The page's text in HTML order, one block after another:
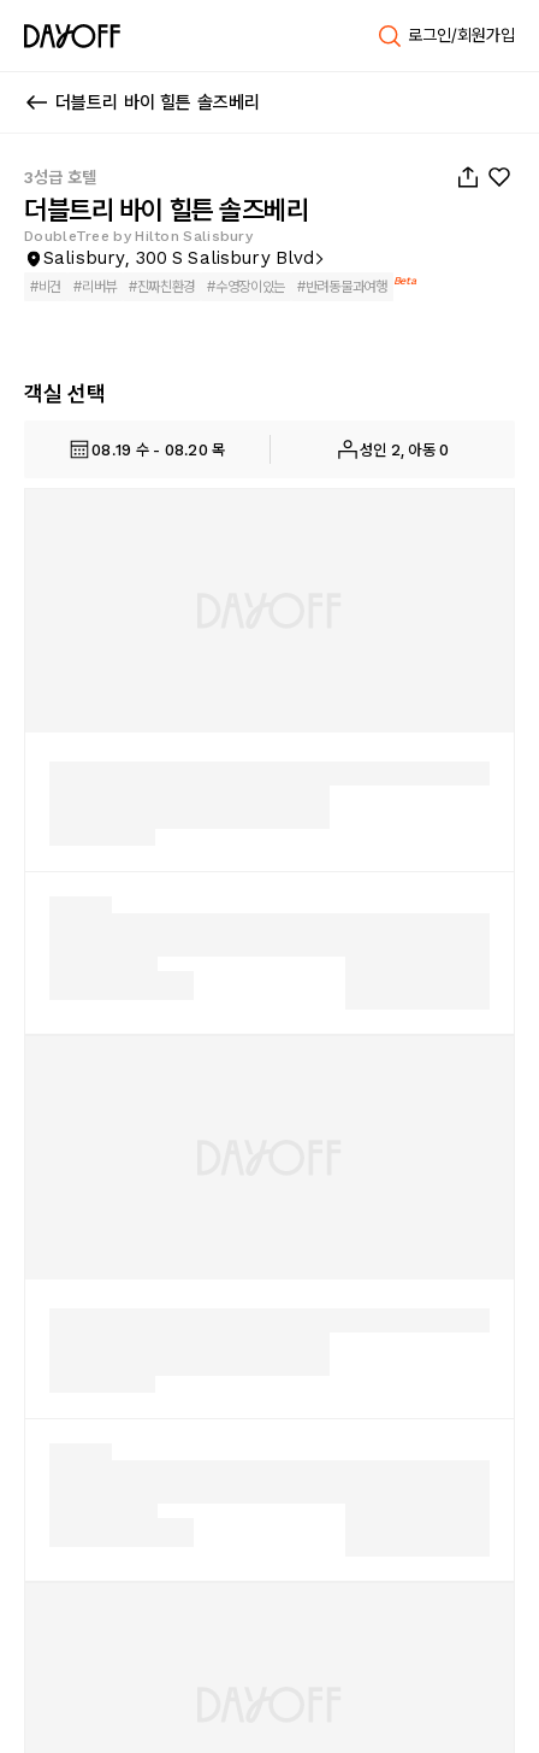
로그인/회원가입
더블트리 바이 힐튼 솔즈베리
3성급 호텔
더블트리 바이 힐튼 솔즈베리
DoubleTree by Hilton Salisbury
Salisbury, 300 S Salisbury Blvd
#비건 #리버뷰 #진짜친환경 #수영장이있는 #반려동물과여행 Beta
객실 선택
08.19 수 - 08.20 목 성인 2, 아동 0